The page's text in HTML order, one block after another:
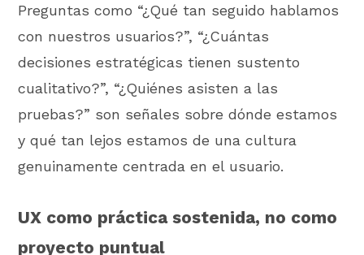
Preguntas como “¿Qué tan seguido hablamos
con nuestros usuarios?”, “¿Cuántas
decisiones estratégicas tienen sustento
cualitativo?”, “¿Quiénes asisten a las
pruebas?” son señales sobre dónde estamos
y qué tan lejos estamos de una cultura
genuinamente centrada en el usuario.
UX como práctica sostenida, no como
proyecto puntual